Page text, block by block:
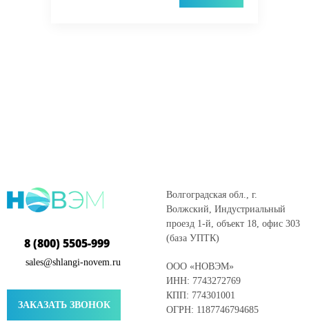
8 (800) 5505-999
sales@shlangi-novem.ru
ЗАКАЗАТЬ ЗВОНОК
Волгоградская обл., г.
Волжский, Индустриальный
проезд 1-й, объект 18, офис 303
(база УПТК)
ООО «НОВЭМ»
ИНН: 7743272769
КПП: 774301001
ОГРН: 1187746794685